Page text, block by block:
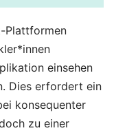
Plattformen
einsehen
Dies erfordert ein
konsequenter
zu einer